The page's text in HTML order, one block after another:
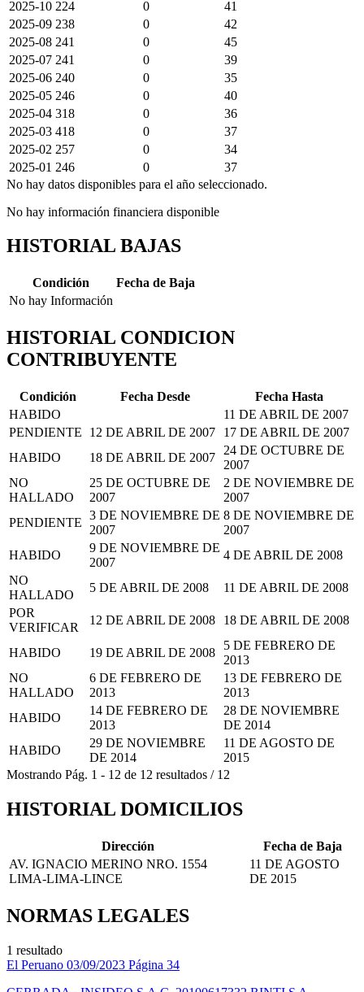
2025-10 224 0
41
2025-09 238 0
42
2025-08 241 0
45
2025-07 241 0
39
2025-06 240 0
35
2025-05 246 0
40
2025-04 318 0
36
2025-03 418 0
37
2025-02 257 0
34
2025-01 246 0
37
No hay datos disponibles para el año seleccionado.
No hay información financiera disponible
HISTORIAL BAJAS
Condición
Fecha de Baja
No hay Información
HISTORIAL CONDICION
CONTRIBUYENTE
Condición Fecha Desde
Fecha Hasta
HABIDO
11 DE ABRIL DE 2007
PENDIENTE
12 DE ABRIL DE 2007
17 DE ABRIL DE 2007
HABIDO
18 DE ABRIL DE 2007
24 DE OCTUBRE DE
2007
NO
HALLADO
25 DE OCTUBRE DE
2007
2 DE NOVIEMBRE DE
2007
PENDIENTE
3 DE NOVIEMBRE DE
2007
8 DE NOVIEMBRE DE
2007
HABIDO
9 DE NOVIEMBRE DE
2007
4 DE ABRIL DE 2008
NO
HALLADO
5 DE ABRIL DE 2008
11 DE ABRIL DE 2008
POR
VERIFICAR
12 DE ABRIL DE 2008 18 DE ABRIL DE 2008
HABIDO 19 DE ABRIL DE 2008
5 DE FEBRERO DE
2013
NO
HALLADO
6 DE FEBRERO DE
2013
13 DE FEBRERO DE
2013
HABIDO
14 DE FEBRERO DE
2013
28 DE NOVIEMBRE
DE 2014
HABIDO
29 DE NOVIEMBRE
DE 2014
11 DE AGOSTO DE
2015
Mostrando Pág. 1 - 12 de 12 resultados / 12
HISTORIAL DOMICILIOS
Dirección
Fecha de Baja
AV. IGNACIO MERINO NRO. 1554
LIMA-LIMA-LINCE
11 DE AGOSTO
DE 2015
NORMAS LEGALES
1 resultado
El Peruano 03/09/2023 Página 34